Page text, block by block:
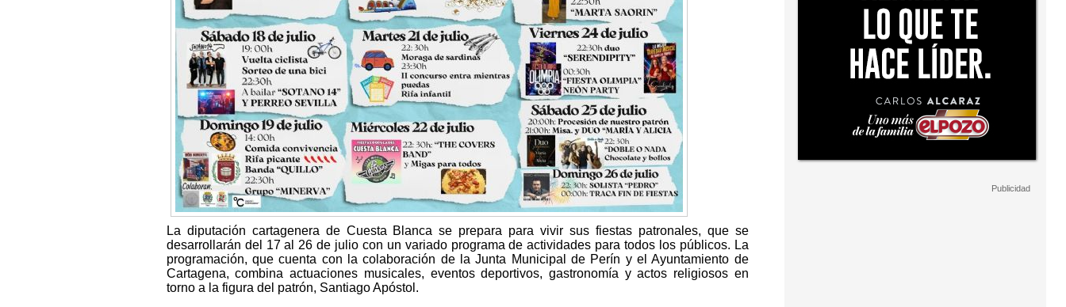
La diputación cartagenera de Cuesta Blanca se prepara para vivir sus fiestas patronales, que se
desarrollarán del 17 al 26 de julio con un variado programa de actividades para todos los públicos. La
programación, que cuenta con la colaboración de la Junta Municipal de Perín y el Ayuntamiento de
Cartagena, combina actuaciones musicales, eventos deportivos, gastronomía y actos religiosos en
torno a la figura del patrón, Santiago Apóstol.